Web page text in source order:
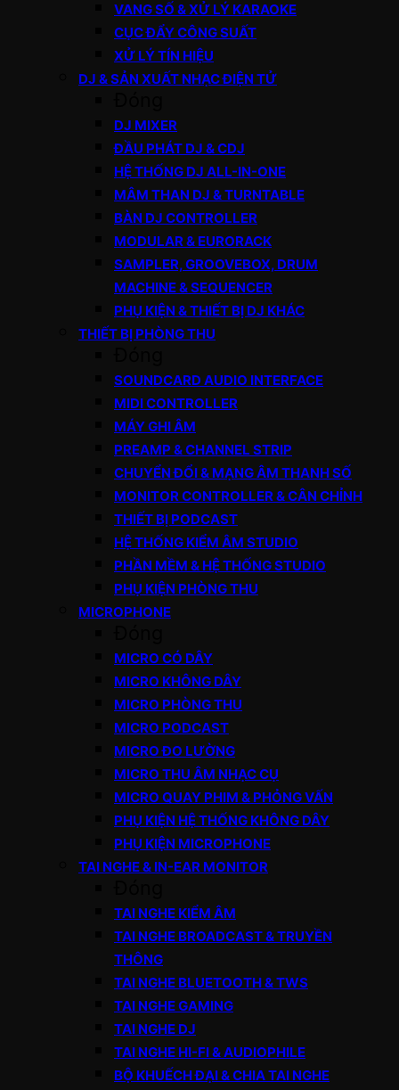
VANG SỐ & XỬ LÝ KARAOKE
CỤC ĐẨY CÔNG SUẤT
XỬ LÝ TÍN HIỆU
DJ & SẢN XUẤT NHẠC ĐIỆN TỬ
DJ MIXER
ĐẦU PHÁT DJ & CDJ
HỆ THỐNG DJ ALL-IN-ONE
MÂM THAN DJ & TURNTABLE
BÀN DJ CONTROLLER
MODULAR & EURORACK
SAMPLER, GROOVEBOX, DRUM
MACHINE & SEQUENCER
PHỤ KIỆN & THIẾT BỊ DJ KHÁC
THIẾT BỊ PHÒNG THU
SOUNDCARD AUDIO INTERFACE
MIDI CONTROLLER
MÁY GHI ÂM
PREAMP & CHANNEL STRIP
CHUYỂN ĐỔI & MẠNG ÂM THANH SỐ
MONITOR CONTROLLER & CÂN CHỈNH
THIẾT BỊ PODCAST
HỆ THỐNG KIỂM ÂM STUDIO
PHẦN MỀM & HỆ THỐNG STUDIO
PHỤ KIỆN PHÒNG THU
MICROPHONE
MICRO CÓ DÂY
MICRO KHÔNG DÂY
MICRO PHÒNG THU
MICRO PODCAST
MICRO ĐO LƯỜNG
MICRO THU ÂM NHẠC CỤ
MICRO QUAY PHIM & PHỎNG VẤN
PHỤ KIỆN HỆ THỐNG KHÔNG DÂY
PHỤ KIỆN MICROPHONE
TAI NGHE & IN-EAR MONITOR
TAI NGHE KIỂM ÂM
TAI NGHE BROADCAST & TRUYỀN
THÔNG
TAI NGHE BLUETOOTH & TWS
TAI NGHE GAMING
TAI NGHE DJ
TAI NGHE HI-FI & AUDIOPHILE
BỘ KHUẾCH ĐẠI & CHIA TAI NGHE